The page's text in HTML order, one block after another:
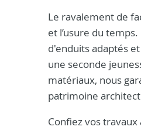
Le ravalement de
et l’usure du
d'enduits adaptés
une seconde
matériaux, nous
patrimoine
Confiez vos travaux